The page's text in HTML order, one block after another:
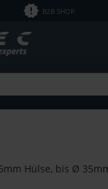
B2B SHOP
Hülse, bis Ø